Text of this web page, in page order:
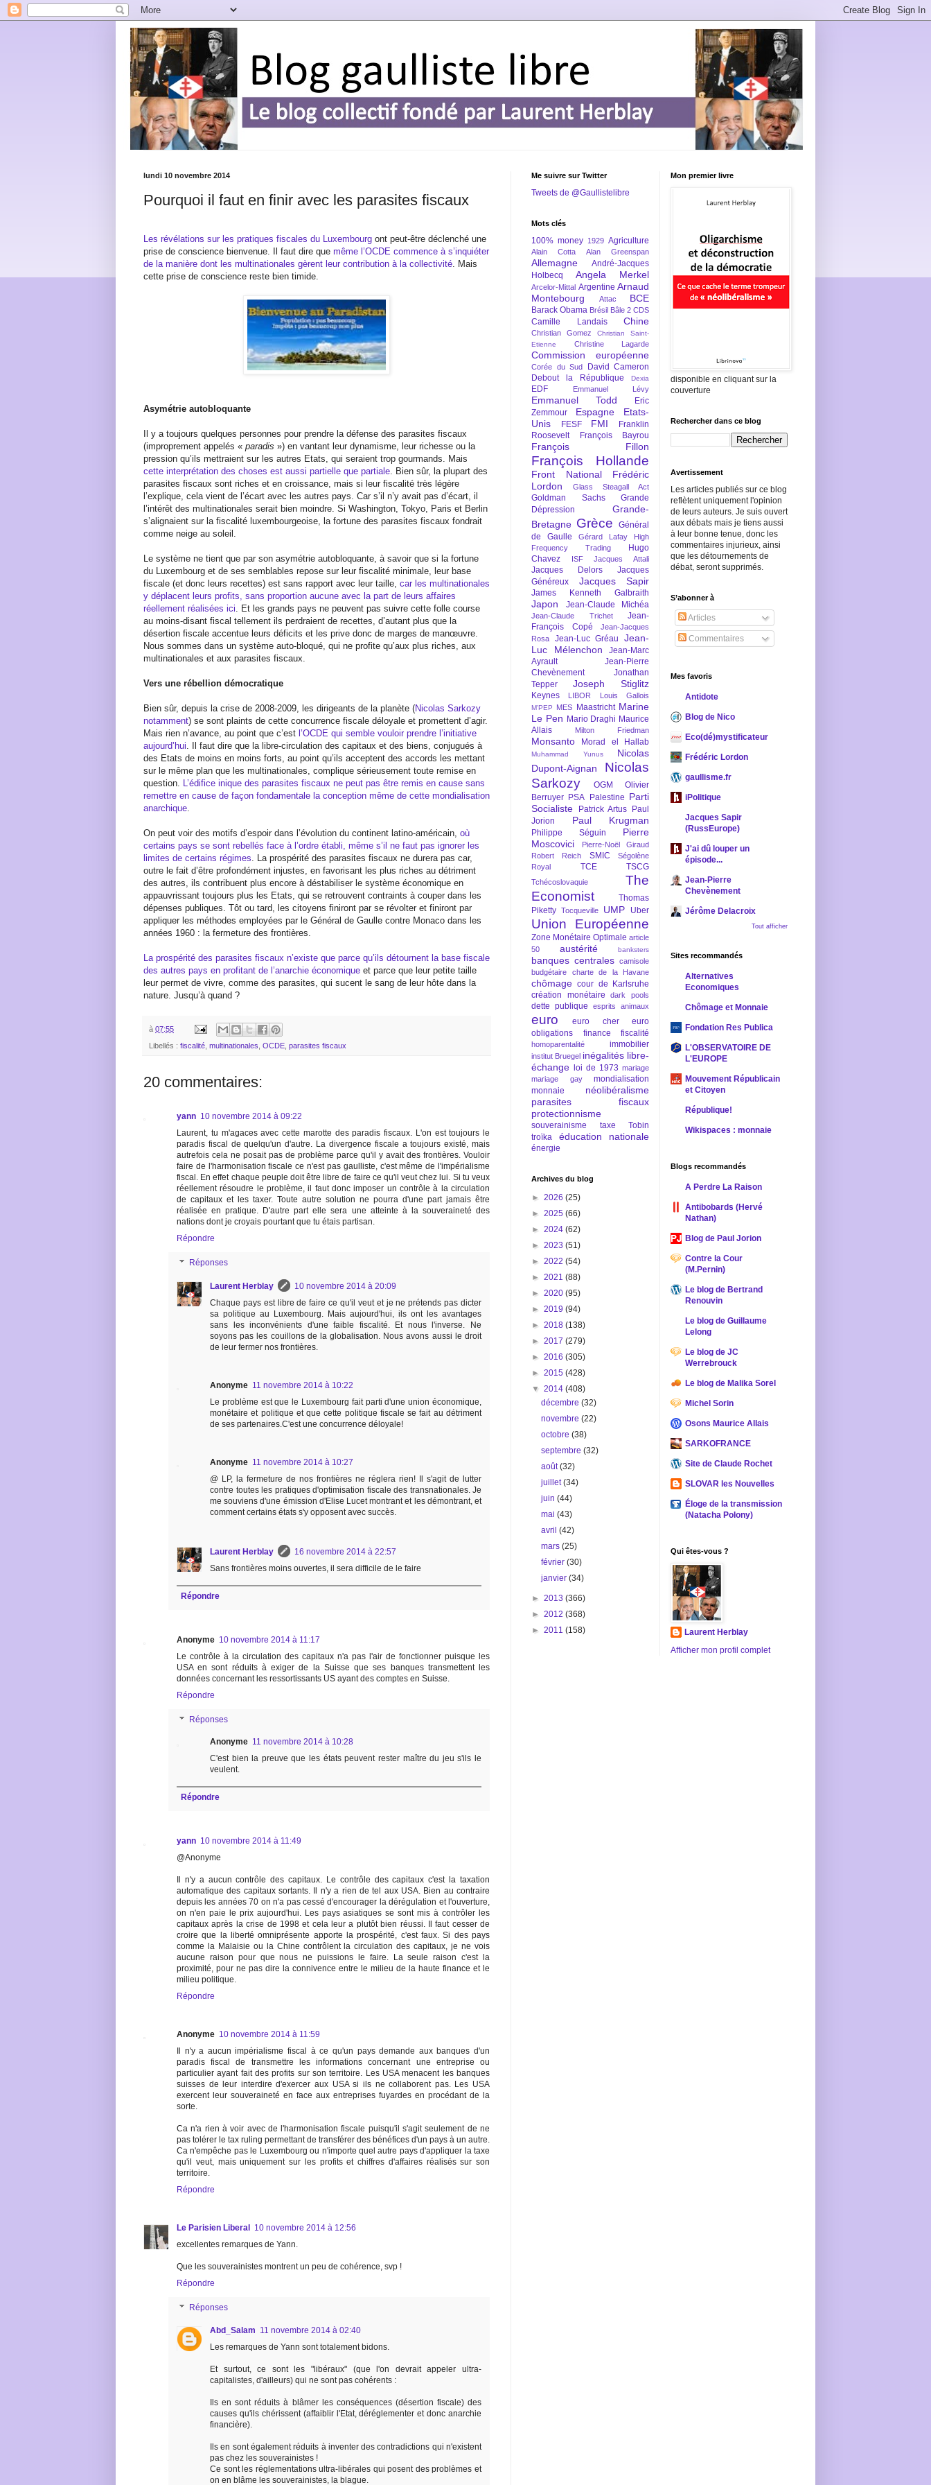
lundi 10 novembre 2014
Pourquoi il faut en finir avec les parasites fiscaux
Les révélations sur les pratiques fiscales du Luxembourg ont peut-être déclenché une
prise de conscience bienvenue. Il faut dire que même l’OCDE commence à s’inquiéter
de la manière dont les multinationales gèrent leur contribution à la collectivité . Mais
cette prise de conscience reste bien timide.
Asymétrie autobloquante
Il y a toujours quelques personnes pour prendre la défense des parasites fiscaux
(improprement appelés « paradis ») en vantant leur dynamisme, leur richesse ou la
pression qu’ils mettraient sur les autres Etats, qui seraient trop gourmands. Mais
cette interprétation des choses est aussi partielle que partiale . Bien sûr, la plupart des
parasites fiscaux sont riches et en croissance, mais si leur fiscalité très légère
l’explique, cela vient de l’écart avec les autres pays. Car s’il n’y avait pas d’écart, il
l’intérêt des multinationales serait bien moindre. Si Washington, Tokyo, Paris et Berlin
s’alignaient sur la fiscalité luxembourgeoise, la fortune des parasites fiscaux fondrait
comme neige au soleil.
Le système ne tient que par son asymétrie autobloquante, à savoir que si la fortune
du Luxembourg et de ses semblables repose sur leur fiscalité minimale, leur base
fiscale (et donc leurs recettes) est sans rapport avec leur taille, car les multinationales
y déplacent leurs profits, sans proportion aucune avec la part de leurs affaires
réellement réalisées ici . Et les grands pays ne peuvent pas suivre cette folle course
au moins-disant fiscal tellement ils perdraient de recettes, d’autant plus que la
désertion fiscale accentue leurs déficits et les prive donc de marges de manœuvre.
Nous sommes dans un système auto-bloqué, qui ne profite qu’aux plus riches, aux
multinationales et aux parasites fiscaux.
Vers une rébellion démocratique
Bien sûr, depuis la crise de 2008-2009, les dirigeants de la planète (Nicolas Sarkozy
notamment) se sont plaints de cette concurrence fiscale déloyale et promettent d’agir.
Mais rien n’avance, au point que c’est l’OCDE qui semble vouloir prendre l’initiative
aujourd’hui . Il faut dire que la libre-circulation des capitaux et des biens, conjugués à
des Etats de moins en moins forts, au point qu’ils acceptent des accords les mettant
sur le même plan que les multinationales, complique sérieusement toute remise en
question. L’édifice inique des parasites fiscaux ne peut pas être remis en cause sans
remettre en cause de façon fondamentale la conception même de cette mondialisation
anarchique
On peut voir des motifs d’espoir dans l’évolution du continent latino-américain, où
certains pays se sont rebellés face à l’ordre établi, même s’il ne faut pas ignorer les
limites de certains régimes . La prospérité des parasites fiscaux ne durera pas car,
outre le fait d’être profondément injustes, en favorisant les plus riches au détriment
des autres, ils contribuent plus encore à déstabiliser le système économique en
appauvrissant toujours plus les Etats, qui se retrouvent contraints à couper dans les
dépenses publiques. Tôt ou tard, les citoyens finiront par se révolter et finiront par
appliquer les méthodes employées par le Général de Gaulle contre Monaco dans les
années 1960 : la fermeture des frontières.
La prospérité des parasites fiscaux n’existe que parce qu’ils détournent la base fiscale
des autres pays en profitant de l’anarchie économique et parce que leur petite taille
leur permet de vivre, comme des parasites, qui sucent le sang de leur hôte dans la
nature. Jusqu’à quand ?
à 07:55
Libellés : fiscalité multinationales OCDE parasites fiscaux
20 commentaires:
yann 10 novembre 2014 à 09:22
Laurent, tu m'agaces avec cette marotte des paradis fiscaux. L'on est toujours le
paradis fiscal de quelqu'un d'autre. La divergence fiscale a toujours existé, mais
autrefois cela ne posait pas de problème parce qu'il y avait des frontières. Vouloir
faire de l'harmonisation fiscale ce n'est pas gaulliste, c'est même de l'impérialisme
fiscal. En effet chaque peuple doit être libre de faire ce qu'il veut chez lui. Si tu veux
réellement résoudre le problème, il faut donc imposer un contrôle à la circulation
de capitaux et les taxer. Toute autre solution ne pourra d'une part jamais être
réalisée en pratique. D'autre part elle sera une atteinte à la souveraineté des
nations dont je croyais pourtant que tu étais partisan.
Répondre
Réponses
Laurent Herblay
10 novembre 2014 à 20:09
Chaque pays est libre de faire ce qu'il veut et je ne prétends pas dicter
sa politique au Luxembourg. Mais aujourd'hui, ils ont les avantages
sans les inconvénients d'une faible fiscalité. Et nous l'inverse. Ne
soyons pas les couillons de la globalisation. Nous avons aussi le droit
de leur fermer nos frontières.
Anonyme 11 novembre 2014 à 10:22
Le problème est que le Luxembourg fait parti d'une union économique,
monétaire et politique et que cette politique fiscale se fait au détriment
de ses partenaires.C'est une concurrence déloyale!
Anonyme 11 novembre 2014 à 10:27
@ LP, la fermeture de nos frontières ne réglera rien! Il s'agit de lutter
contre toutes les pratiques d'optimisation fiscale des transnationales. Je
me souviens d'une émission d'Elise Lucet montrant et les démontrant, et
comment certains états s'y opposent avec succès.
Laurent Herblay
16 novembre 2014 à 22:57
Sans frontières moins ouvertes, il sera difficile de le faire
Répondre
Anonyme 10 novembre 2014 à 11:17
Le contrôle à la circulation des capitaux n'a pas l'air de fonctionner puisque les
USA en sont réduits à exiger de la Suisse que ses banques transmettent les
données concernant les ressortissants US ayant des comptes en Suisse.
Répondre
Réponses
Anonyme 11 novembre 2014 à 10:28
C'est bien la preuve que les états peuvent rester maître du jeu s'ils le
veulent.
Répondre
yann 10 novembre 2014 à 11:49
@Anonyme
Il n'y a aucun contrôle des capitaux. Le contrôle des capitaux c'est la taxation
automatique des capitaux sortants. Il n'y a rien de tel aux USA. Bien au contraire
depuis les années 70 on n'a pas cessé d'encourager la dérégulation et l'ouverture,
on n'en paie le prix aujourd'hui. Les pays asiatiques se sont mis à contrôler les
capitaux après la crise de 1998 et cela leur a plutôt bien réussi. Il faut cesser de
croire que la liberté omniprésente apporte la prospérité, c'est faux. Si des pays
comme la Malaisie ou la Chine contrôlent la circulation des capitaux, je ne vois
aucune raison pour que nous ne puissions le faire. La seule raison c'est la
proximité, pour ne pas dire la connivence entre le milieu de la haute finance et le
milieu politique.
Répondre
Anonyme 10 novembre 2014 à 11:59
Il n'y a aucun impérialisme fiscal à ce qu'un pays demande aux banques d'un
paradis fiscal de transmettre les informations concernant une entreprise ou
particulier ayant fait des profits sur son territoire. Les USA menacent les banques
suisses de leur interdire d'exercer aux USA si ils ne collaborent pas. Les USA
exercent leur souveraineté en face aux entreprises fuyardes en procédant de la
sorte.
Ca n'a rien à voir avec de l'harmonisation fiscale puisqu'il s'agit seulement de ne
pas tolérer le tax ruling permettant de transférer des bénéfices d'un pays à un autre.
Ca n'empêche pas le Luxembourg ou n'importe quel autre pays d'appliquer la taxe
qu'il veut, mais uniquement sur les profits et chiffres d'affaires réalisés sur son
territoire.
Répondre
Le Parisien Liberal
10 novembre 2014 à 12:56
excellentes remarques de Yann.
Que les souverainistes montrent un peu de cohérence, svp !
Répondre
Réponses
Abd_Salam 11 novembre 2014 à 02:40
Les remarques de Yann sont totalement bidons.
Et surtout, ce sont les "libéraux" (que l'on devrait appeler ultra-
capitalistes, d'ailleurs) qui ne sont pas cohérents :
Ils en sont réduits à blâmer les conséquences (désertion fiscale) des
causes qu'ils chérissent (affaiblir l'Etat, déréglementer et donc anarchie
financière).
Ils en sont également réduits à inventer des contradictions qui n'existent
pas chez les souverainistes !
Ce sont les réglementations ultra-libérales qui posent des problèmes et
on en blâme les souverainistes, la blague.
Me suivre sur Twitter
Tweets de @Gaullistelibre
Mots clés
100% money 1929 Agriculture
Alain Cotta Alan Greenspan
Allemagne
André-Jacques
Holbecq
Angela Merkel
Arcelor-Mittal Argentine Arnaud
Montebourg
Attac BCE
Barack Obama Brésil Bâle 2 CDS
Camille Landais Chine
Christian Gomez
Christian Saint-
Etienne
Christine Lagarde
Commission européenne
Corée du Sud
David Cameron
Debout la République
Dexia
EDF Emmanuel Lévy
Emmanuel Todd
Eric
Zemmour
Espagne
Etats-
Unis
FESF FMI
Franklin
Roosevelt
François Bayrou
François Fillon
François Hollande
Front National
Frédéric
Lordon
Glass Steagall Act
Goldman Sachs
Grande
Dépression
Grande-
Bretagne Grèce
Général
de Gaulle
Gérard Lafay
High
Frequency Trading
Hugo
Chavez
ISF Jacques Attali
Jacques Delors
Jacques
Généreux
Jacques Sapir
James Kenneth Galbraith
Japon Jean-Claude Michéa
Jean-Claude Trichet
Jean-
François Copé
Jean-Jacques
Rosa
Jean-Luc Gréau
Jean-
Luc Mélenchon
Jean-Marc
Ayrault
Jean-Pierre
Chevènement
Jonathan
Tepper
Joseph Stiglitz
Keynes LIBOR Louis Gallois
M'PEP MES Maastricht Marine
Le Pen Mario Draghi Maurice
Allais
Milton Friedman
Monsanto Morad el Hallab
Muhammad Yunus
Nicolas
Dupont-Aignan
Nicolas
Sarkozy
OGM
Olivier
Berruyer PSA Palestine Parti
Socialiste
Patrick Artus
Paul
Jorion
Paul Krugman
Philippe Séguin
Pierre
Moscovici
Pierre-Noël Giraud
Robert Reich
SMIC
Ségolène
Royal
TCE TSCG
Tchécoslovaquie
The
Economist
Thomas
Piketty Tocqueville UMP Uber
Union Européenne
Zone Monétaire Optimale article
50
austérité banksters
banques centrales camisole
budgétaire
charte de la Havane
chômage cour de Karlsruhe
création monétaire
dark pools
dette publique esprits animaux
euro euro cher
euro
obligations
finance fiscalité
homoparentalité immobilier
institut Bruegel inégalités libre-
échange
loi de 1973 mariage
mariage gay
mondialisation
monnaie
néolibéralisme
parasites fiscaux
protectionnisme
souverainisme
taxe Tobin
troïka
éducation nationale
énergie
Archives du blog
► 2026 (25)
► 2025 (66)
► 2024 (62)
► 2023 (51)
► 2022 (54)
► 2021 (88)
► 2020 (95)
► 2019 (94)
► 2018 (138)
► 2017 (279)
► 2016 (305)
► 2015 (428)
▼ 2014 (408)
décembre(32)
novembre(22)
octobre(38)
septembre(32)
août(32)
juillet(34)
juin(44)
mai(43)
avril(42)
mars(25)
février(30)
janvier(34)
► 2013 (366)
► 2012 (368)
► 2011 (158)
Mon premier livre
disponible en cliquant sur la
couverture
Rechercher dans ce blog
Avertissement
Les articles publiés sur ce blog
reflètent uniquement l'opinion
de leurs auteurs. Je suis ouvert
aux débats mais je tiens aussi
à leur bonne tenue, donc les
commentaires injurieux, ainsi
que les détournements de
débat, seront supprimés.
S’abonner à
Articles
Commentaires
Mes favoris
Antidote
Blog de Nico
Eco(dé)mystificateur
Frédéric Lordon
gaullisme.fr
iPolitique
Jacques Sapir
(RussEurope)
J'ai dû louper un
épisode...
Jean-Pierre
Chevènement
Jérôme Delacroix
Tout afficher
Sites recommandés
Alternatives
Economiques
Chômage et Monnaie
Fondation Res Publica
L'OBSERVATOIRE DE
L'EUROPE
Mouvement Républicain
et Citoyen
République!
Wikispaces : monnaie
Blogs recommandés
A Perdre La Raison
Antibobards (Hervé
Nathan)
Blog de Paul Jorion
Contre la Cour
(M.Pernin)
Le blog de Bertrand
Renouvin
Le blog de Guillaume
Lelong
Le blog de JC
Werrebrouck
Le blog de Malika Sorel
Michel Sorin
Osons Maurice Allais
SARKOFRANCE
Site de Claude Rochet
SLOVAR les Nouvelles
Éloge de la transmission
(Natacha Polony)
Qui êtes-vous ?
Laurent Herblay
Afficher mon profil complet